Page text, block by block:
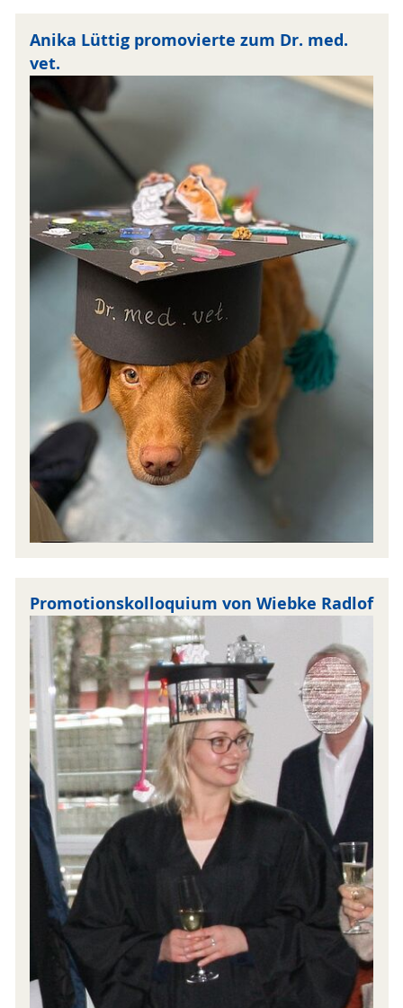
Anika Lüttig promovierte zum Dr. med.
vet.
Promotionskolloquium von Wiebke Radlof